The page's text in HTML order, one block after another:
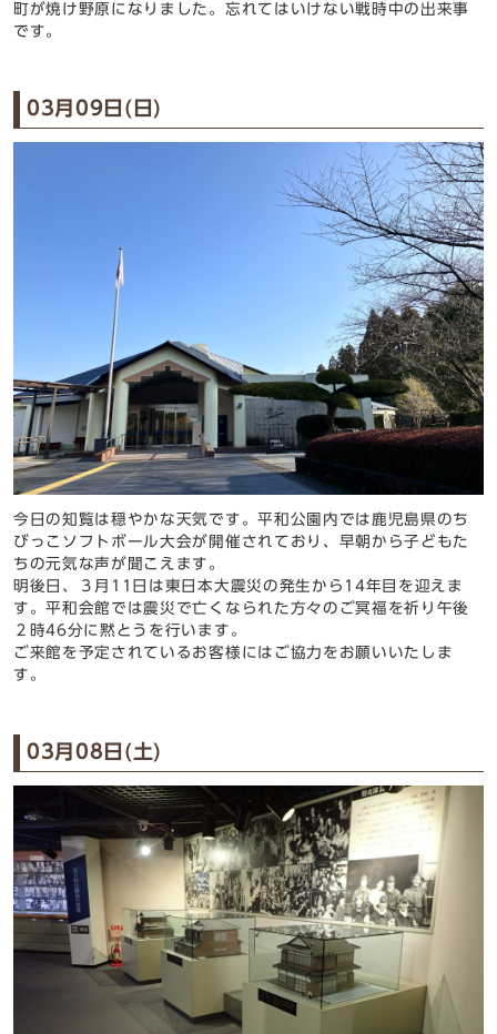
町が焼け野原になりました。忘れてはいけない戦時中の出来事
です。
03月09日(日)
今日の知覧は穏やかな天気です。平和公園内では鹿児島県のち
びっこソフトボール大会が開催されており、早朝から子どもた
ちの元気な声が聞こえます。
明後日、３月11日は東日本大震災の発生から14年目を迎えま
す。平和会館では震災で亡くなられた方々のご冥福を祈り午後
２時46分に黙とうを行います。
ご来館を予定されているお客様にはご協力をお願いいたしま
す。
03月08日(土)